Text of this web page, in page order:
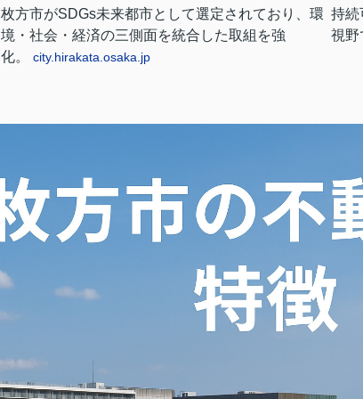
枚方市がSDGs未来都市として選定されており、環
境・社会・経済の三側面を統合した取組を強
化。 city.hirakata.osaka.jp
持続
視野